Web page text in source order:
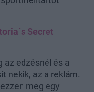
Secret
az edzésnél és a
nekik, az a reklám.
meg egy